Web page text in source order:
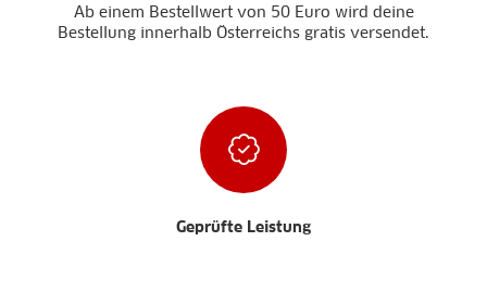
Ab einem Bestellwert von 50 Euro wird deine
Bestellung innerhalb Österreichs gratis versendet.
Geprüfte Leistung